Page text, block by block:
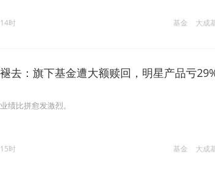
基金 大成
时
去：旗下基金遭大额赎回，明星产品亏
绩比拼愈发激烈。
基金 大成
时